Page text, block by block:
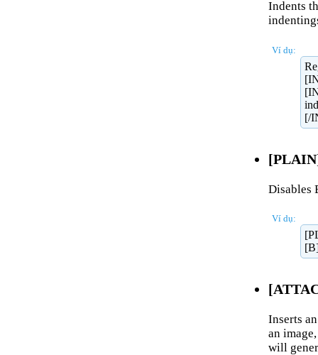
Indents
Ví dụ:
[/
Disables
Ví dụ:
Inserts
an
will